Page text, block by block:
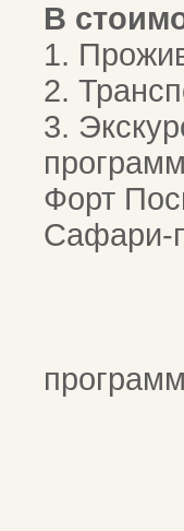
В
1.
2.
3.
Форт